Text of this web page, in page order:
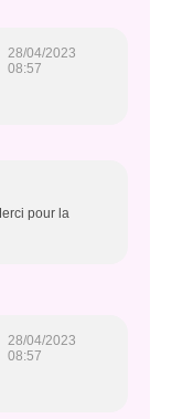
28/04/2023
08:57
pour la
28/04/2023
08:57